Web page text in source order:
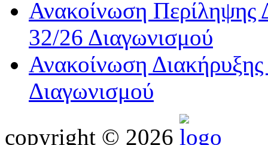
Ανακοίνωση Περίληψης
32/26 Διαγωνισμού
Ανακοίνωση
Διαγωνισμού
copyright © 2026